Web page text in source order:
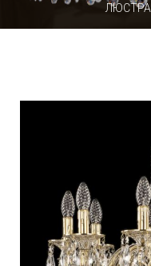
ЛЮСТРА